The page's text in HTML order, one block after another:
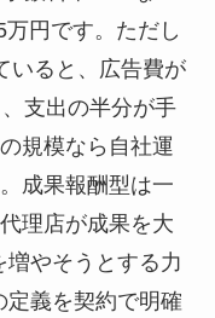
円です。ただし
いると、広告費が
支出の半分が手
規模なら自社運
成果報酬型は一
理店が成果を大
やそうとする力
義を契約で明確